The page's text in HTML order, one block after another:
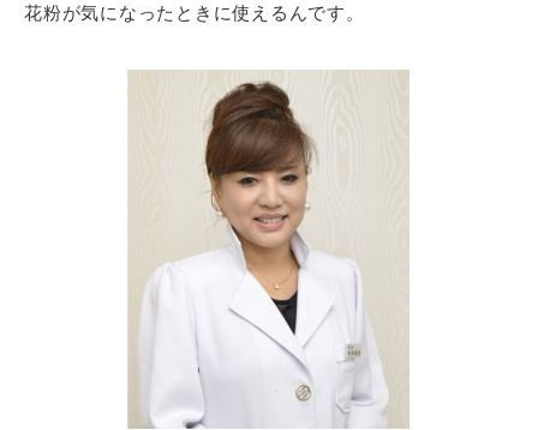
花粉が気になったときに使えるんです。